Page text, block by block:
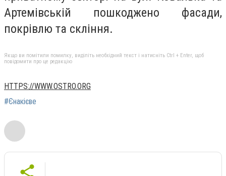
Артемівській пошкоджено фасади,
покрівлю та скління.
Якщо ви помітили помилку, виділіть необхідний текст і натисніть Ctrl + Enter, щоб
повідомити про це редакцію
HTTPS://WWW.OSTRO.ORG
#Єнакієве